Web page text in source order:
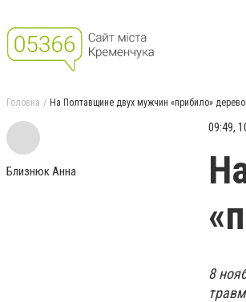
Головна На Полтавщине двух мужчин «прибило»
Близнюк Анна
09:49,
8